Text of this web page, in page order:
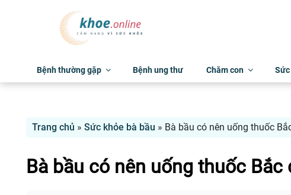
Bệnh thường gặp Bệnh ung thư Chăm con Sức
Trang chủ » Sức khỏe bà bầu » Bà bầu có nên uống thuốc
Bà bầu có nên uống thuốc Bắc